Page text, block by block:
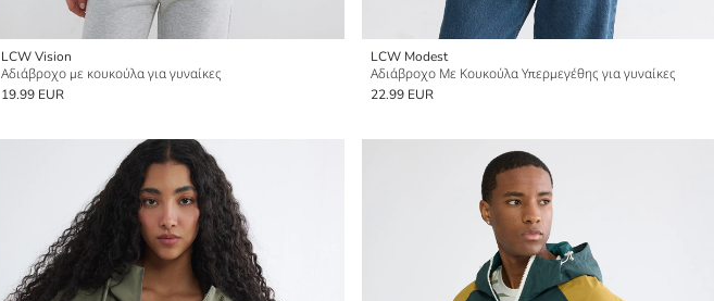
LCW Vision
Αδιάβροχο με κουκούλα για γυναίκες
19.99 EUR
LCW Modest
Αδιάβροχο Με Κουκούλα Υπερμεγέθης για γυναίκες
22.99 EUR